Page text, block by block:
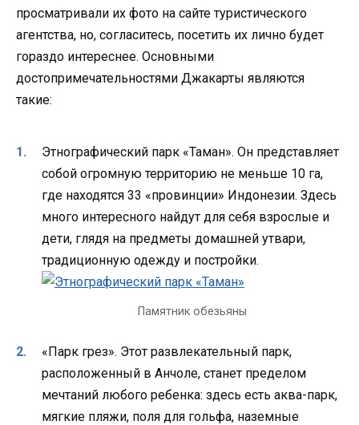
просматривали их фото на сайте туристического
агентства, но, согласитесь, посетить их лично будет
гораздо интереснее. Основными
достопримечательностями Джакарты являются
такие:
Этнографический парк «Таман». Он представляет
собой огромную территорию не меньше 10 га,
где находятся 33 «провинции» Индонезии. Здесь
много интересного найдут для себя взрослые и
дети, глядя на предметы домашней утвари,
традиционную одежду и постройки.
Памятник обезьяны
«Парк грез». Этот развлекательный парк,
расположенный в Анчоле, станет пределом
мечтаний любого ребенка: здесь есть аква-парк,
мягкие пляжи, поля для гольфа, наземные